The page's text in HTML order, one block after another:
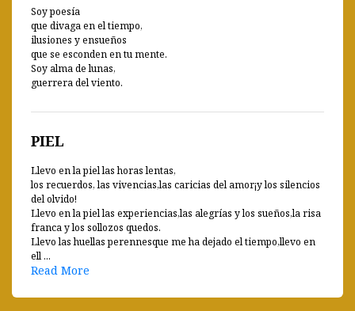
Soy poesía
que divaga en el tiempo,
ilusiones y ensueños
que se esconden en tu mente.
Soy alma de lunas,
guerrera del viento.
PIEL
Llevo en la piel las horas lentas,
los recuerdos, las vivencias,las caricias del amor¡y los silencios
del olvido!
Llevo en la piel las experiencias,las alegrías y los sueños,la risa
franca y los sollozos quedos.
Llevo las huellas perennesque me ha dejado el tiempo,llevo en
ell ...
Read More